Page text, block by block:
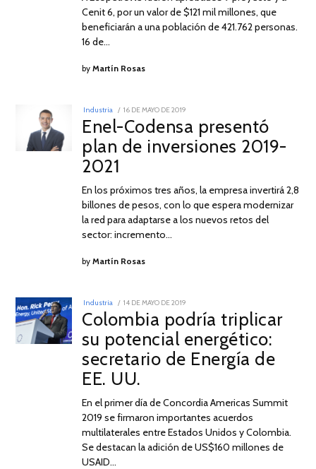
Cenit 6, por un valor de $121 mil millones, que
beneficiarán a una población de 421.762 personas.
16 de…
byMartín Rosas
Industria
POSTED
ON
16 DE MAYO DE 2019
MAYO
DE
2019
Enel-Codensa presentó
plan de inversiones 2019-
2021
En los próximos tres años, la empresa invertirá 2,8
billones de pesos, con lo que espera modernizar
la red para adaptarse a los nuevos retos del
sector: incremento…
byMartín Rosas
Industria
POSTED
14 DE MAYO DE 2019
DE
MAYO
2019
Colombia podría triplicar
su potencial energético:
secretario de Energía de
EE. UU.
En el primer día de Concordia Americas Summit
2019 se firmaron importantes acuerdos
multilaterales entre Estados Unidos y Colombia.
Se destacan la adición de US$160 millones de
USAID…